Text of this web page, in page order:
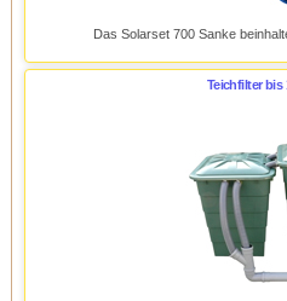
Das Solarset 700 Sanke
Teichfilter bis